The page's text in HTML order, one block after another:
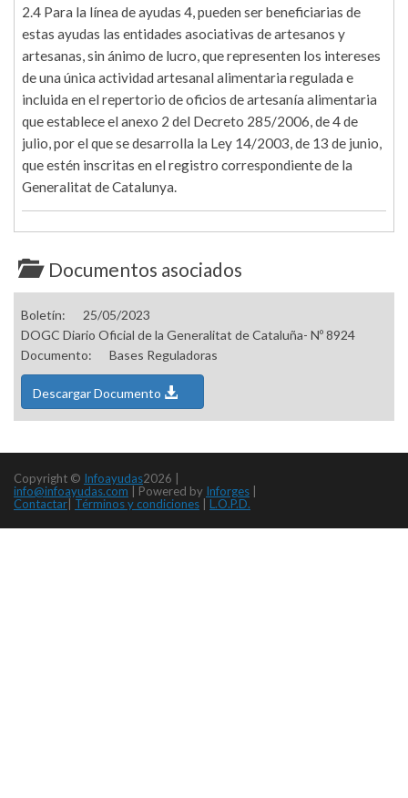
2.4 Para la línea de ayudas 4, pueden ser beneficiarias de
estas ayudas las entidades asociativas de artesanos y
artesanas, sin ánimo de lucro, que representen los intereses
de una única actividad artesanal alimentaria regulada e
incluida en el repertorio de oficios de artesanía alimentaria
que establece el anexo 2 del Decreto 285/2006, de 4 de
julio, por el que se desarrolla la Ley 14/2003, de 13 de junio,
que estén inscritas en el registro correspondiente de la
Generalitat de Catalunya.
Documentos asociados
Boletín:
25/05/2023
DOGC Diario Oficial de la Generalitat de Cataluña- Nº 8924
Documento:
Bases Reguladoras
Descargar Documento
Copyright © Infoayudas2026 |
info@infoayudas.com
Powered by Inforges
Contactar Términos y condiciones L.O.P.D.